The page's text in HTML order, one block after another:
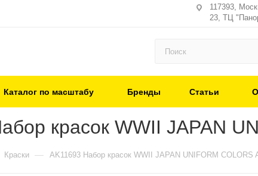
117393,
23, ТЦ
Каталог по масштабу Бренды Статьи
красок WWII JAPAN
Краски — AK11693 Набор красок WWII JAPAN UNIFORM COLORS